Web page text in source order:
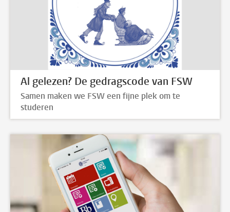
Al gelezen? De gedragscode van FSW
Samen maken we FSW een fijne plek om te
studeren